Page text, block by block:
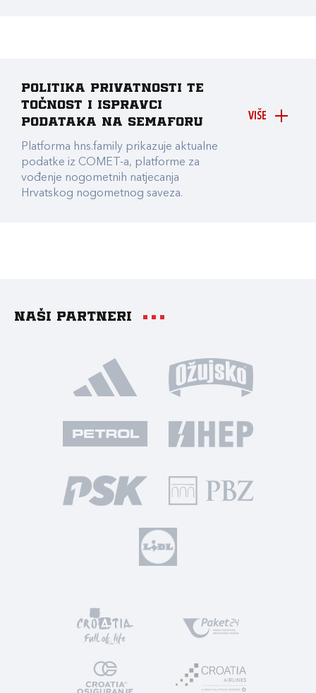
VIŠE
Politika privatnosti te
točnost i ispravci
podataka na Semaforu
Platforma hns.family prikazuje aktualne
podatke iz COMET-a, platforme za
vođenje nogometnih natjecanja
Hrvatskog nogometnog saveza.
Naši partneri